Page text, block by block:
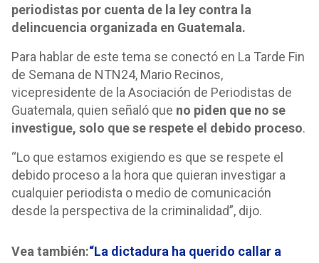
periodistas por cuenta de la ley contra la
delincuencia organizada en Guatemala.
Para hablar de este tema se conectó en La Tarde Fin
de Semana de NTN24, Mario Recinos,
vicepresidente de la Asociación de Periodistas de
Guatemala, quien señaló que no piden que no se
investigue, solo que se respete el debido proceso.
“Lo que estamos exigiendo es que se respete el
debido proceso a la hora que quieran investigar a
cualquier periodista o medio de comunicación
desde la perspectiva de la criminalidad”, dijo.
Vea también:“La dictadura ha querido callar a